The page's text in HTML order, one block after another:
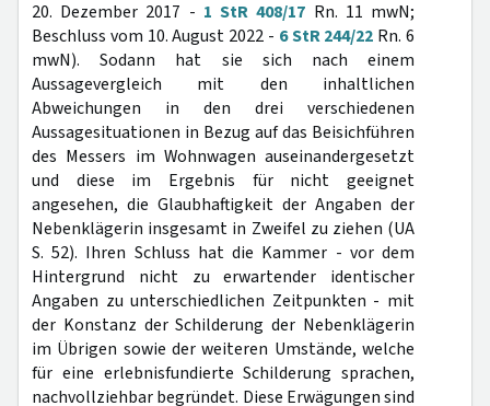
20. Dezember 2017 - 1 StR 408/17 Rn. 11 mwN;
Beschluss vom 10. August 2022 - 6 StR 244/22 Rn. 6
mwN). Sodann hat sie sich nach einem
Aussagevergleich mit den inhaltlichen
Abweichungen in den drei verschiedenen
Aussagesituationen in Bezug auf das Beisichführen
des Messers im Wohnwagen auseinandergesetzt
und diese im Ergebnis für nicht geeignet
angesehen, die Glaubhaftigkeit der Angaben der
Nebenklägerin insgesamt in Zweifel zu ziehen (UA
S. 52). Ihren Schluss hat die Kammer - vor dem
Hintergrund nicht zu erwartender identischer
Angaben zu unterschiedlichen Zeitpunkten - mit
der Konstanz der Schilderung der Nebenklägerin
im Übrigen sowie der weiteren Umstände, welche
für eine erlebnisfundierte Schilderung sprachen,
nachvollziehbar begründet. Diese Erwägungen sind